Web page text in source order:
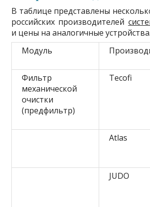
В таблице представлены
российских производителей
и цены на аналогичные устройства.
Модуль
Фильтр
механической
очистки
(предфильтр)
Tecofi
Atlas
JUDO